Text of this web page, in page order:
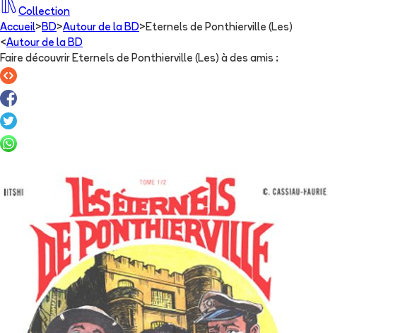
Collection
Accueil> BD>Autour de la BD> Eternels de Ponthierville (Les)
<Autour de la BD
Faire découvrir Eternels de Ponthierville (Les) à des amis :